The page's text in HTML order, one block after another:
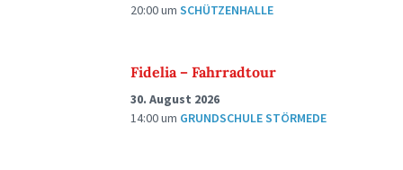
20:00um SCHÜTZENHALLE
Fidelia – Fahrradtour
30. August 2026
14:00um GRUNDSCHULE STÖRMEDE